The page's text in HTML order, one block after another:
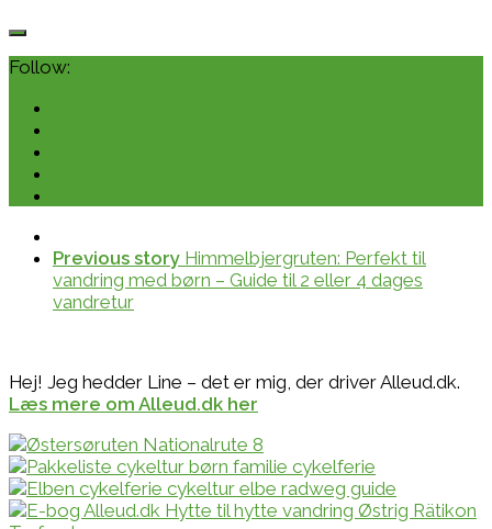
Follow:
Previous story Himmelbjergruten: Perfekt til
vandring med børn – Guide til 2 eller 4 dages
vandretur
Hej! Jeg hedder Line – det er mig, der driver Alleud.dk.
Læs mere om Alleud.dk her